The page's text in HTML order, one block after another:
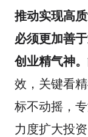
推动实现高
必须更加善
创业精气神。
效，关键看
标不动摇，
力度扩大投